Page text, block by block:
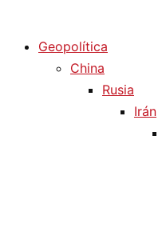
Geopolítica
China
Rusia
Irán